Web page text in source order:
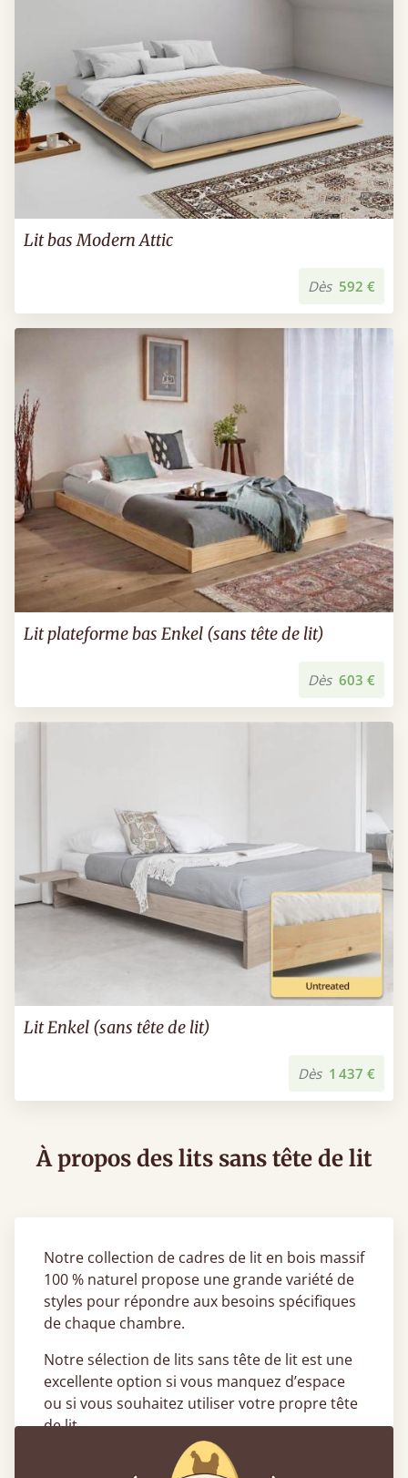
Lit bas Modern Attic
Dès 592 €
Lit plateforme bas Enkel (sans tête de lit)
Dès 603 €
Lit Enkel (sans tête de lit)
Dès 1 437 €
À propos des lits sans tête de lit
Notre collection de cadres de lit en bois massif
100 % naturel propose une grande variété de
styles pour répondre aux besoins spécifiques
de chaque chambre.
Notre sélection de lits sans tête de lit est une
excellente option si vous manquez d’espace
ou si vous souhaitez utiliser votre propre tête
de lit.
Quels styles de lits sans tête de lit